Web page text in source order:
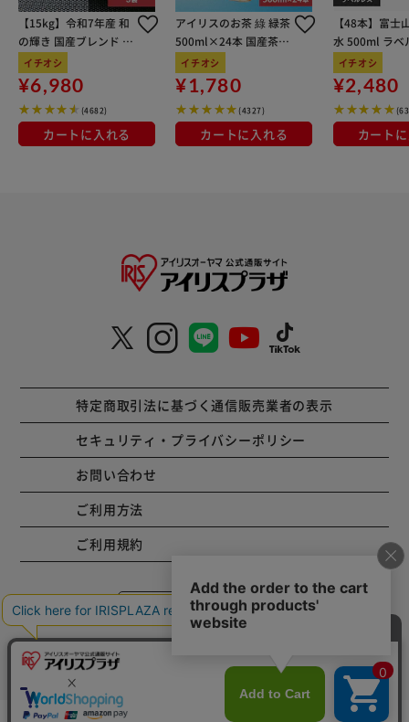
【15kg】令和7年産 和
の輝き 国産ブレンド 5
kg×3袋
イチオシ
¥6,980
(4682)
カートに入れる
アイリスのお茶 綠 緑茶
500ml×24本 国産茶葉
100％使用
イチオシ
¥1,780
(4327)
カートに入れる
【48本】富士
水 500ml ラベ
イチオシ
¥2,480
カート
特定商取引法に基づく通信販売業者の表示
セキュリティ・プライバシーポリシー
お問い合わせ
ご利用方法
ご利用規約
コーポレートサイト
Copyright © 2001 IRISPLAZA. ALL Rights Reserved.